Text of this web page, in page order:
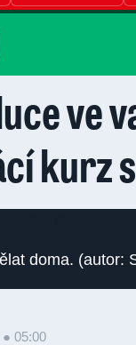
ve
kurz
doma. (autor:
05:00